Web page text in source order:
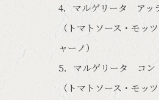
4．マルゲリータ ア
（トマトソース・モッ
ャーノ）
5．マルゲリータ コ
（トマトソース・モッ